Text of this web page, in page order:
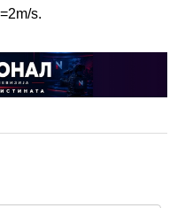
s.